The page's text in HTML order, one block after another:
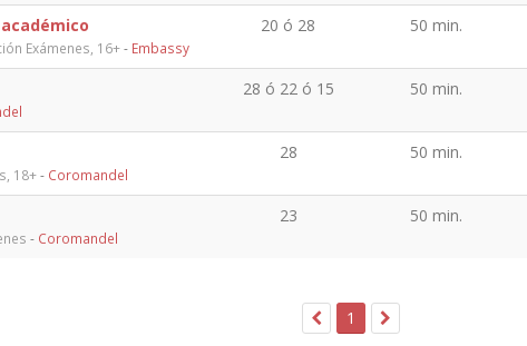
Exámenes, 16+- Embassy
20 ó 28 50 min.
28 ó 22 ó 15 50 min.
18+- Coromandel
28 50 min.
- Coromandel
23 50 min.
1